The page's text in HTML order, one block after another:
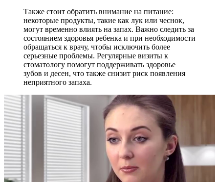
Также стоит обратить внимание на питание:
некоторые продукты, такие как лук или чеснок,
могут временно влиять на запах. Важно следить за
состоянием здоровья ребенка и при необходимости
обращаться к врачу, чтобы исключить более
серьезные проблемы. Регулярные визиты к
стоматологу помогут поддерживать здоровье
зубов и десен, что также снизит риск появления
неприятного запаха.